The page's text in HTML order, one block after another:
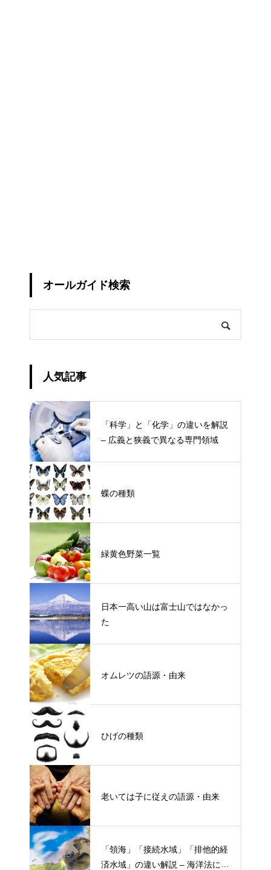
オールガイド検索
人気記事
「科学」と「化学」の違いを解説
– 広義と狭義で異なる専門領域
蝶の種類
緑黄色野菜一覧
日本一高い山は富士山ではなかっ
た
オムレツの語源・由来
ひげの種類
老いては子に従えの語源・由来
「領海」「接続水域」「排他的経
済水域」の違い解説 – 海洋法にお